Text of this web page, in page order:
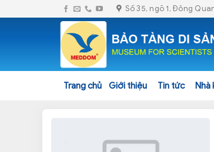
to
Số 35, ngõ 1, Đông
Trang chủ Giới thiệu Tin tức Nhà